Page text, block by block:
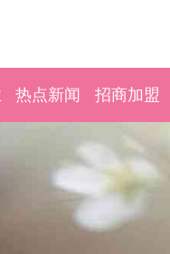
热点新闻 招商加盟